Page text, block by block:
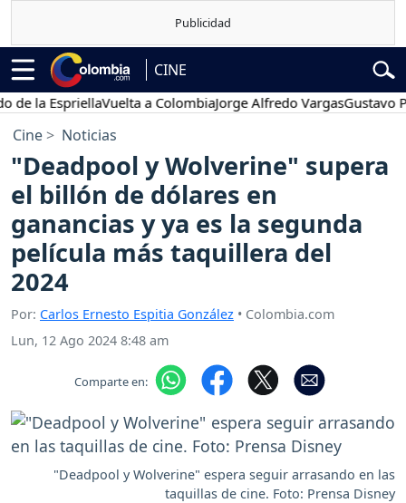
CINE
EspriellaVuelta a ColombiaJorge Alfredo VargasGustavo Petro
Cine Noticias
"Deadpool y Wolverine" supera
el billón de dólares en
ganancias y ya es la segunda
película más taquillera del
2024
Por: Carlos Ernesto Espitia González • Colombia.com
Lun, 12 Ago 2024 8:48 am
Comparte en:
"Deadpool y Wolverine" espera seguir arrasando en las
taquillas de cine. Foto: Prensa Disney